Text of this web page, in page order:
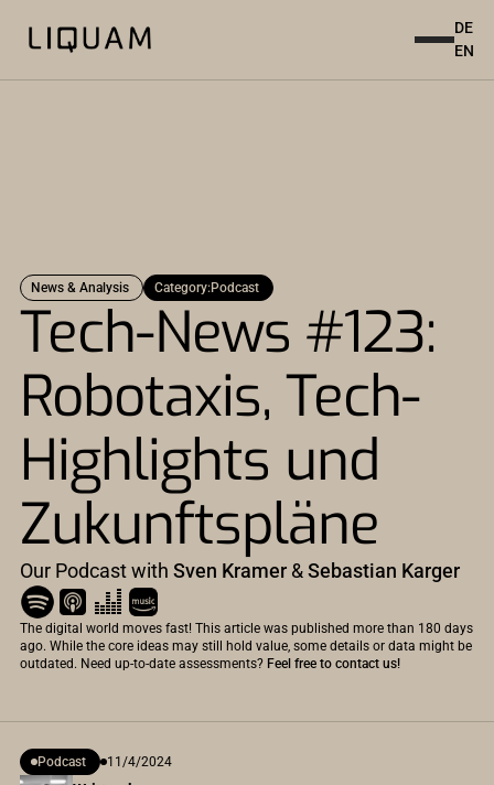
DE
EN
News & Analysis Category:Podcast
Tech-News #123:
Robotaxis, Tech-
Highlights und
Zukunftspläne
Our Podcast with Sven Kramer &Sebastian Karger
The digital world moves fast! This article was published more than 180 days
ago. While the core ideas may still hold value, some details or data might be
outdated. Need up-to-date assessments? Feel free to contact us!
Podcast 11/4/2024